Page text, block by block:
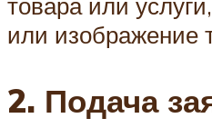
или изображение
2. Подача